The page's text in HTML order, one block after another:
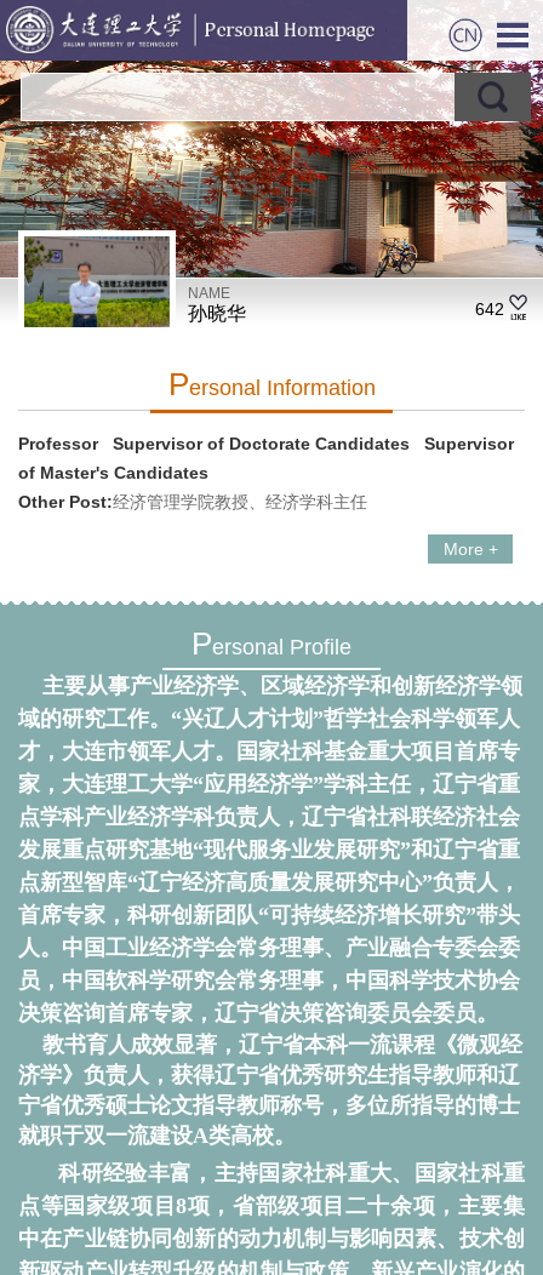
NAME
孙晓华 642
PErsonal Information
Professor Supervisor of Doctorate Candidates Supervisor
of Master's Candidates
Other Post:经济管理学院教授、经济学科主任
More +
Personal Profile
主要从事产业经济学、区域经济学和创新经济学领
域的研究工作。“兴辽人才计划”哲学社会科学领军人
才，大连市领军人才。国家社科基金重大项目首席专
家，大连理工大学“应用经济学”学科主任，辽宁省重
点学科产业经济学科负责人，辽宁省社科联经济社会
发展重点研究基地“现代服务业发展研究”和辽宁省重
点新型智库“辽宁经济高质量发展研究中心”负责人，
首席专家，科研创新团队“可持续经济增长研究”带头
人。中国工业经济学会常务理事、产业融合专委会委
员，中国软科学研究会常务理事，中国科学技术协会
决策咨询首席专家，辽宁省决策咨询委员会委员。
教书育人成效显著， 辽宁省本科一流课程《微观经
济学》负责人， 获得辽宁省优秀研究生指导教师和辽
宁省优秀硕士论文指导教师称号，多位所指导的博士
就职于双一流建设A类高校。
科研经验丰富，主持国家社科重大、国家社科重
点等国家级项目8项，省部级项目二十余项，主要集
中在产业链协同创新的动力机制与影响因素、技术创